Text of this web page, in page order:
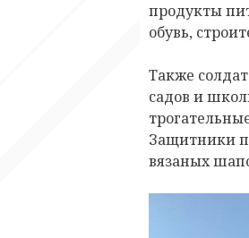
продукты
обувь,
Также
садов и
Защитники
вязаных